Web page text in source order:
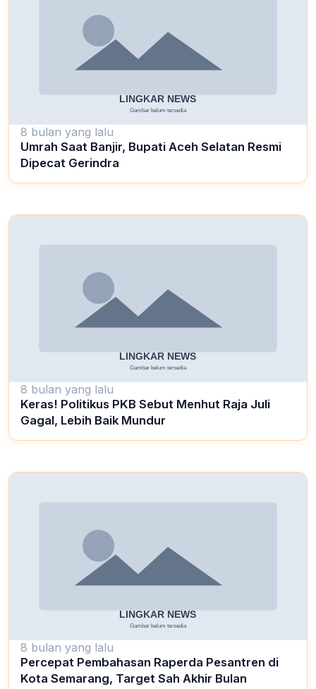
8 bulan yang lalu
Umrah Saat Banjir, Bupati Aceh Selatan Resmi
Dipecat Gerindra
8 bulan yang lalu
Keras! Politikus PKB Sebut Menhut Raja Juli
Gagal, Lebih Baik Mundur
8 bulan yang lalu
Percepat Pembahasan Raperda Pesantren di
Kota Semarang, Target Sah Akhir Bulan